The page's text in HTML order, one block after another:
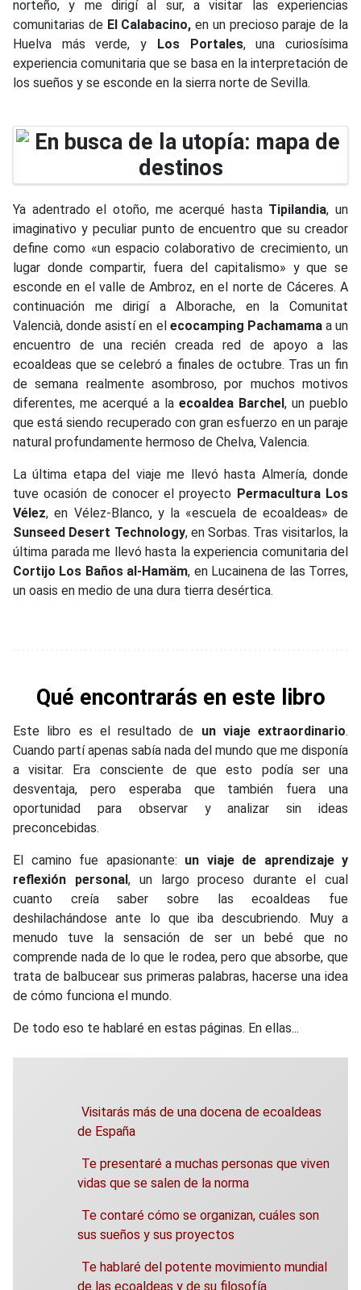
norteño, y me dirigí al sur, a visitar las experiencias
comunitarias de El Calabacino, en un precioso paraje de la
Huelva más verde, y
Los Portales, una curiosísima
experiencia comunitaria que se basa en la interpretación de
los sueños y se esconde en la sierra norte de Sevilla.
Ya adentrado el otoño, me acerqué hasta Tipilandia, un
imaginativo y peculiar punto de encuentro que su creador
define como «un espacio colaborativo de crecimiento, un
lugar donde compartir, fuera del capitalismo» y que se
esconde en el valle de Ambroz, en el norte de Cáceres. A
continuación me dirigí a Alborache, en la Comunitat
Valencià, donde asistí en el ecocamping Pachamamaa un
encuentro de una recién creada red de apoyo a las
ecoaldeas que se celebró a finales de octubre. Tras un fin
de semana realmente asombroso, por muchos motivos
diferentes, me acerqué a la ecoaldea Barchel , un pueblo
que está siendo recuperado con gran esfuerzo en un paraje
natural profundamente hermoso de Chelva, Valencia.
La última etapa del viaje me llevó hasta Almería, donde
tuve ocasión de conocer el proyecto Permacultura Los
Vélez, en Vélez-Blanco, y la «escuela de ecoaldeas» de
Sunseed Desert Technology, en Sorbas. Tras visitarlos, la
última parada me llevó hasta la experiencia comunitaria del
Cortijo Los Baños al-Hamäm, en Lucainena de las Torres,
un oasis en medio de una dura tierra desértica.
Qué encontrarás en este libro
Este libro es el resultado de un viaje extraordinario.
Cuando partí apenas sabía nada del mundo que me disponía
a visitar. Era consciente de que esto podía ser una
desventaja, pero esperaba que también fuera una
oportunidad para observar y analizar sin ideas
preconcebidas.
El camino fue apasionante: un viaje de aprendizaje y
reflexión personal, un largo proceso durante el cual
cuanto creía saber sobre las ecoaldeas fue
deshilachándose ante lo que iba descubriendo. Muy a
menudo tuve la sensación de ser un bebé que no
comprende nada de lo que le rodea, pero que absorbe, que
trata de balbucear sus primeras palabras, hacerse una idea
de cómo funciona el mundo.
De todo eso te hablaré en estas páginas. En ellas...
Visitarás más de una docena de ecoaldeas
de España
Te presentaré a muchas personas que viven
vidas que se salen de la norma
Te contaré cómo se organizan, cuáles son
sus sueños y sus proyectos
Te hablaré del potente movimiento mundial
de las ecoaldeas y de su filosofía